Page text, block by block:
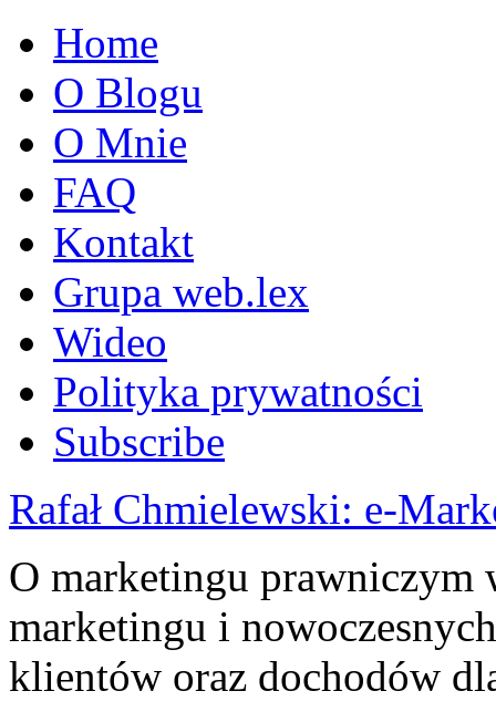
Home
O Blogu
O Mnie
FAQ
Kontakt
Grupa web.lex
Wideo
Polityka prywatności
Subscribe
Rafał Chmielewski: e-
O marketingu prawniczym
marketingu i
klientów oraz dochodów